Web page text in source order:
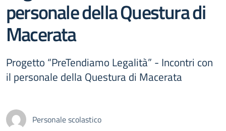
personale della Questura di
Macerata
Progetto “PreTendiamo Legalità” - Incontri con
il personale della Questura di Macerata
Personale scolastico